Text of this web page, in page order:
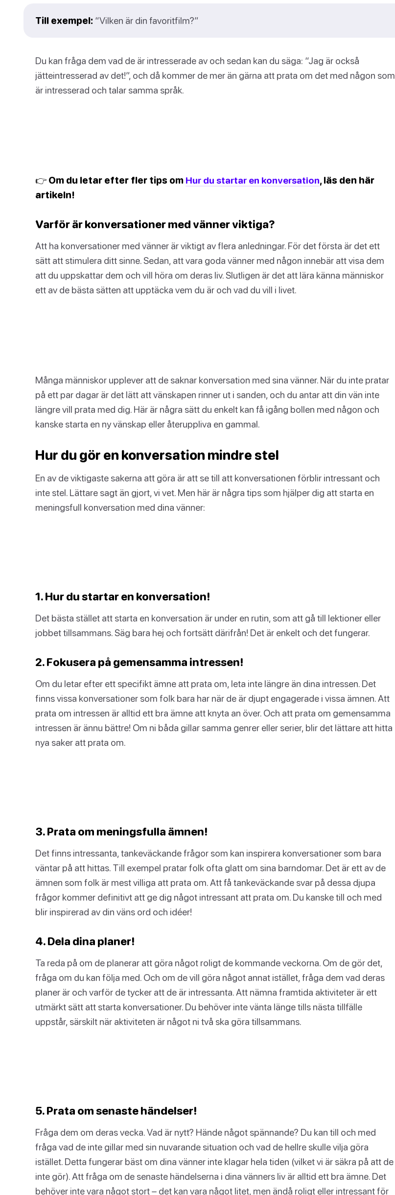
Till exempel: “Vilken är din favoritfilm?”
Du kan fråga dem vad de är intresserade av och sedan kan du säga: “Jag är också
jätteintresserad av det!”, och då kommer de mer än gärna att prata om det med någon som
är intresserad och talar samma språk.
👉 Om du letar efter fler tips om Hur du startar en konversation, läs den här
artikeln!
Varför är konversationer med vänner viktiga?
Att ha konversationer med vänner är viktigt av flera anledningar. För det första är det ett
sätt att stimulera ditt sinne. Sedan, att vara goda vänner med någon innebär att visa dem
att du uppskattar dem och vill höra om deras liv. Slutligen är det att lära känna människor
ett av de bästa sätten att upptäcka vem du är och vad du vill i livet.
Många människor upplever att de saknar konversation med sina vänner. När du inte pratar
på ett par dagar är det lätt att vänskapen rinner ut i sanden, och du antar att din vän inte
längre vill prata med dig. Här är några sätt du enkelt kan få igång bollen med någon och
kanske starta en ny vänskap eller återuppliva en gammal.
Hur du gör en konversation mindre stel
En av de viktigaste sakerna att göra är att se till att konversationen förblir intressant och
inte stel. Lättare sagt än gjort, vi vet. Men här är några tips som hjälper dig att starta en
meningsfull konversation med dina vänner:
1. Hur du startar en konversation!
Det bästa stället att starta en konversation är under en rutin, som att gå till lektioner eller
jobbet tillsammans. Säg bara hej och fortsätt därifrån! Det är enkelt och det fungerar.
2. Fokusera på gemensamma intressen!
Om du letar efter ett specifikt ämne att prata om, leta inte längre än dina intressen. Det
finns vissa konversationer som folk bara har när de är djupt engagerade i vissa ämnen. Att
prata om intressen är alltid ett bra ämne att knyta an över. Och att prata om gemensamma
intressen är ännu bättre! Om ni båda gillar samma genrer eller serier, blir det lättare att hitta
nya saker att prata om.
3. Prata om meningsfulla ämnen!
Det finns intressanta, tankeväckande frågor som kan inspirera konversationer som bara
väntar på att hittas. Till exempel pratar folk ofta glatt om sina barndomar. Det är ett av de
ämnen som folk är mest villiga att prata om. Att få tankeväckande svar på dessa djupa
frågor kommer definitivt att ge dig något intressant att prata om. Du kanske till och med
blir inspirerad av din väns ord och idéer!
4. Dela dina planer!
Ta reda på om de planerar att göra något roligt de kommande veckorna. Om de gör det,
fråga om du kan följa med. Och om de vill göra något annat istället, fråga dem vad deras
planer är och varför de tycker att de är intressanta. Att nämna framtida aktiviteter är ett
utmärkt sätt att starta konversationer. Du behöver inte vänta länge tills nästa tillfälle
uppstår, särskilt när aktiviteten är något ni två ska göra tillsammans.
5. Prata om senaste händelser!
Fråga dem om deras vecka. Vad är nytt? Hände något spännande? Du kan till och med
fråga vad de inte gillar med sin nuvarande situation och vad de hellre skulle vilja göra
istället. Detta fungerar bäst om dina vänner inte klagar hela tiden (vilket vi är säkra på att de
inte gör). Att fråga om de senaste händelserna i dina vänners liv är alltid ett bra ämne. Det
behöver inte vara något stort – det kan vara något litet, men ändå roligt eller intressant för